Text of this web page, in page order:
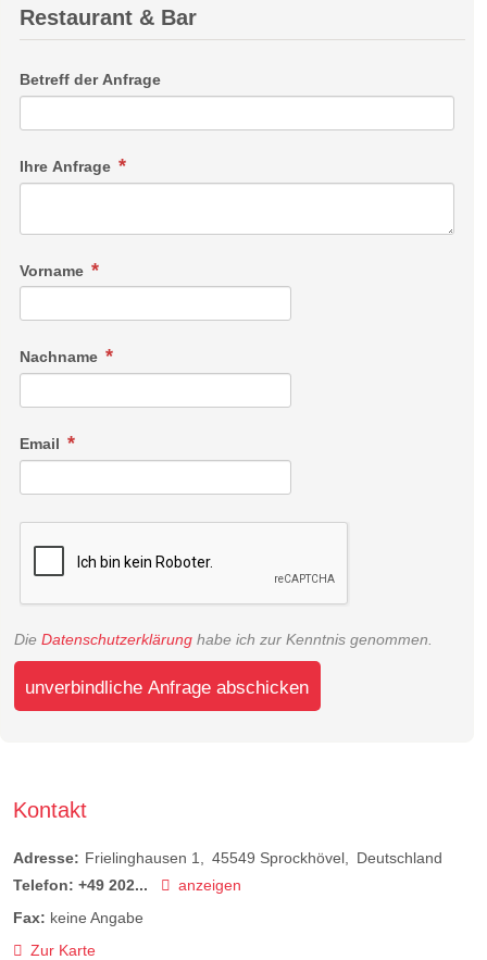
Restaurant & Bar
Betreff der Anfrage
Ihre Anfrage
Vorname
Nachname
Email
Die Datenschutzerklärung habe ich zur Kenntnis genommen.
unverbindliche Anfrage abschicken
Kontakt
Adresse: Frielinghausen 1 45549 Sprockhövel
Deutschland
Telefon: +49 202...
anzeigen
Fax: keine Angabe
Zur Karte